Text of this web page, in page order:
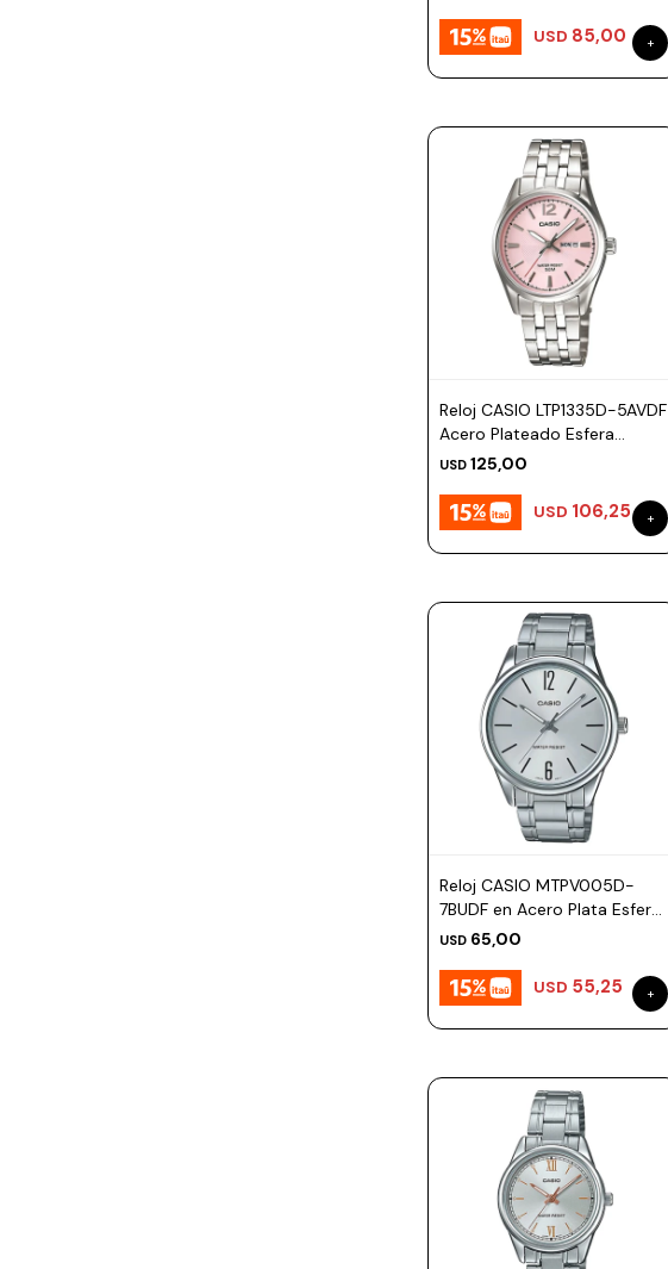
USD 85,00
Reloj CASIO LTP1335D-5AVDF
Acero Plateado Esfera
30mm
USD 125,00
USD 106,25
Reloj CASIO MTPV005D-
7BUDF en Acero Plata Esfera
47mm
USD 65,00
USD 55,25